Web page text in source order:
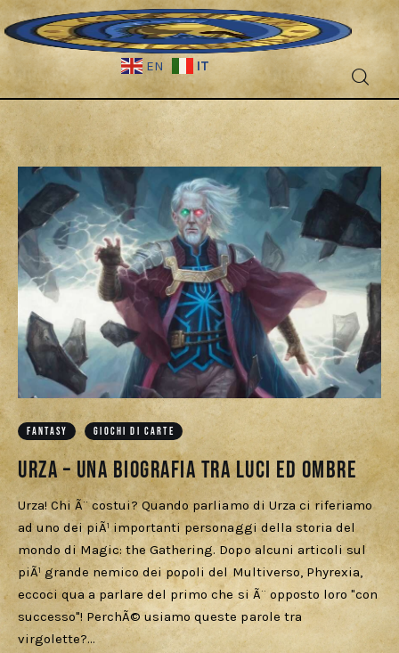
EN IT
Fantascienza
Fantasy
Games
Recensioni
Libri e fumetti
Cercatori
Download
FANTASY GIOCHI DI CARTE
Urza – una biografia tra luci ed ombre
Urza! Chi Ã¨ costui? Quando parliamo di Urza ci riferiamo
ad uno dei piÃ¹ importanti personaggi della storia del
mondo di Magic: the Gathering. Dopo alcuni articoli sul
piÃ¹ grande nemico dei popoli del Multiverso, Phyrexia,
eccoci qua a parlare del primo che si Ã¨ opposto loro "con
successo"! PerchÃ© usiamo queste parole tra
virgolette?…